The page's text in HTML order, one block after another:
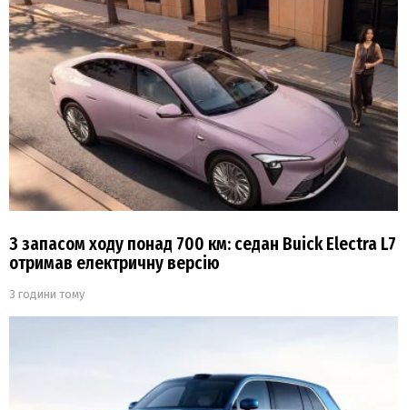
З запасом ходу понад 700 км: седан Buick Electra L7
отримав електричну версію
3 години тому